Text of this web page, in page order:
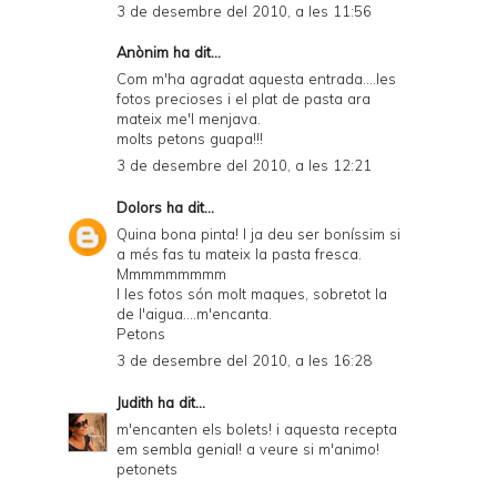
3 de desembre del 2010, a les 11:56
Anònim ha dit...
Com m'ha agradat aquesta entrada....les
fotos precioses i el plat de pasta ara
mateix me'l menjava.
molts petons guapa!!!
3 de desembre del 2010, a les 12:21
Dolors ha dit...
Quina bona pinta! I ja deu ser boníssim si
a més fas tu mateix la pasta fresca.
Mmmmmmmmm
I les fotos són molt maques, sobretot la
de l'aigua....m'encanta.
Petons
3 de desembre del 2010, a les 16:28
Judith ha dit...
m'encanten els bolets! i aquesta recepta
em sembla genial! a veure si m'animo!
petonets